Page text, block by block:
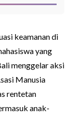
keamanan di
yang
menggelar aksi
Manusia
rentetan
anak-